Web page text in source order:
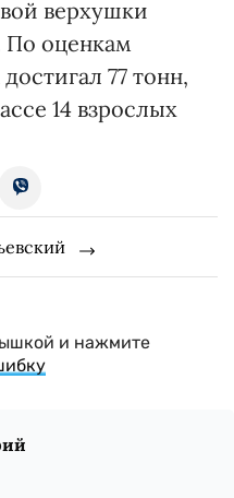
верхушки
По оценкам
77 тонн,
14 взрослых
и нажмите